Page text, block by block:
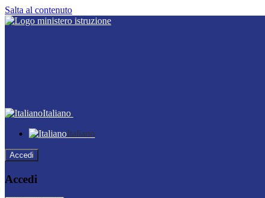
Salta al contenuto
Italiano
Italiano
Accedi
Accedi